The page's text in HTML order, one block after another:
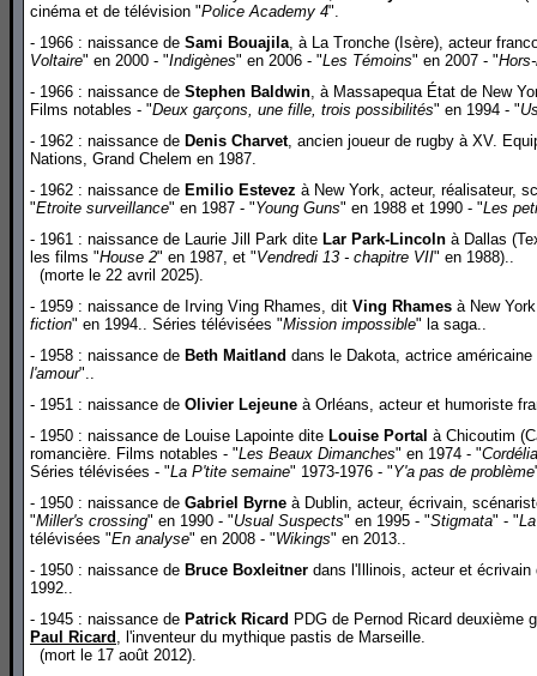
cinéma et de télévision "Police Academy 4".
- 1966 : naissance de Sami Bouajila, à La Tronche (Isère), acteur
Voltaire" en 2000 - "Indigènes" en 2006 - "Les Témoins" en 2007 - "
- 1966 : naissance de Stephen Baldwin, à Massapequa État de New
Films notables - "Deux garçons, une fille, trois possibilités" en 1994 - "
- 1962 : naissance de Denis Charvet, ancien joueur de rugby à XV.
Nations, Grand Chelem en 1987.
- 1962 : naissance de Emilio Estevez à New York, acteur, réalisateur,
"Etroite surveillance" en 1987 - "Young Guns" en 1988 et 1990 - "Les
- 1961 : naissance de Laurie Jill Park dite Lar Park-Lincoln à Dallas
les films "House 2" en 1987, et "Vendredi 13 - chapitre VII" en 1988)..
(morte le 22 avril 2025).
- 1959 : naissance de Irving Ving Rhames, dit Ving Rhames à New
fiction" en 1994.. Séries télévisées "Mission impossible" la saga..
- 1958 : naissance de Beth Maitland dans le Dakota, actrice
l'amour"..
- 1951 : naissance de Olivier Lejeune à Orléans, acteur et humoriste
- 1950 : naissance de Louise Lapointe dite Louise Portal à Chicoutim
romancière. Films notables - "Les Beaux Dimanches" en 1974 - "Cordélia
Séries télévisées - "La P'tite semaine" 1973-1976 - "Y'a pas de problème
- 1950 : naissance de Gabriel Byrne à Dublin, acteur, écrivain,
"Miller's crossing" en 1990 - "Usual Suspects" en 1995 - "Stigmata" - "
télévisées "En analyse" en 2008 - "Wikings" en 2013..
- 1950 : naissance de Bruce Boxleitner dans l'Illinois, acteur et
1992..
- 1945 : naissance de Patrick Ricard PDG de Pernod Ricard deuxième
Paul Ricard , l'inventeur du mythique pastis de Marseille.
(mort le 17 août 2012).